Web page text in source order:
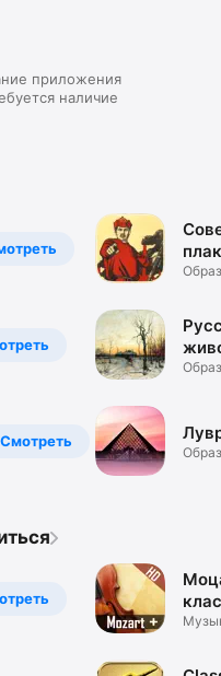
приложения
наличие
Смотреть
HD.
HD.